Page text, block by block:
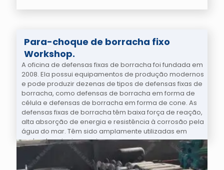
Para-choque de borracha fixo
Workshop.
A oficina de defensas fixas de borracha foi fundada em
2008. Ela possui equipamentos de produção modernos
e pode produzir dezenas de tipos de defensas fixas de
borracha, como defensas de borracha em forma de
célula e defensas de borracha em forma de cone. As
defensas fixas de borracha têm baixa força de reação,
alta absorção de energia e resistência à corrosão pela
água do mar. Têm sido amplamente utilizadas em
portos, terminais e navios.